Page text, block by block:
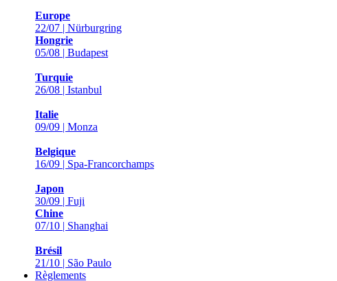
Europe
22/07 | Nürburgring
Hongrie
05/08 | Budapest
Turquie
26/08 | Istanbul
Italie
09/09 | Monza
Belgique
16/09 | Spa-Francorchamps
Japon
30/09 | Fuji
Chine
07/10 | Shanghai
Brésil
21/10 | São Paulo
Règlements